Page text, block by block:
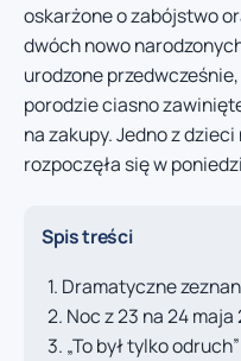
oskarżone o zabójstwo
dwóch nowo
urodzone
porodzie ciasno
na zakupy. Jedno z
rozpoczęła się w
Spis treści
Dramatyczne
Noc z 23 na 24 maja
„To był tylko odruch”